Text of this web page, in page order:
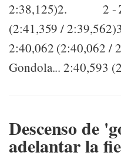
2:38,125)2. 2 -
(2:41,359 /
2:40,062
Gondola... 2:40,593
Descenso de
adelantar la